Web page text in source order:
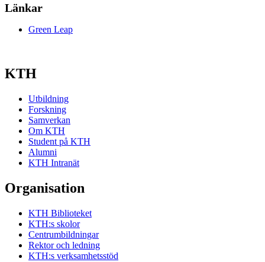
Länkar
Green Leap
KTH
Utbildning
Forskning
Samverkan
Om KTH
Student på KTH
Alumni
KTH Intranät
Organisation
KTH Biblioteket
KTH:s skolor
Centrumbildningar
Rektor och ledning
KTH:s verksamhetsstöd